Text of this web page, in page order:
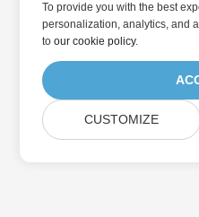
To provide you with the best
personalization, analytics, and
toour cookie policy.
CUSTOMIZE